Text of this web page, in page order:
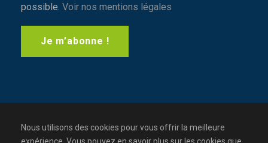
possible. Voir nos mentions légales
Nous utilisons des cookies pour vous offrir la meilleure